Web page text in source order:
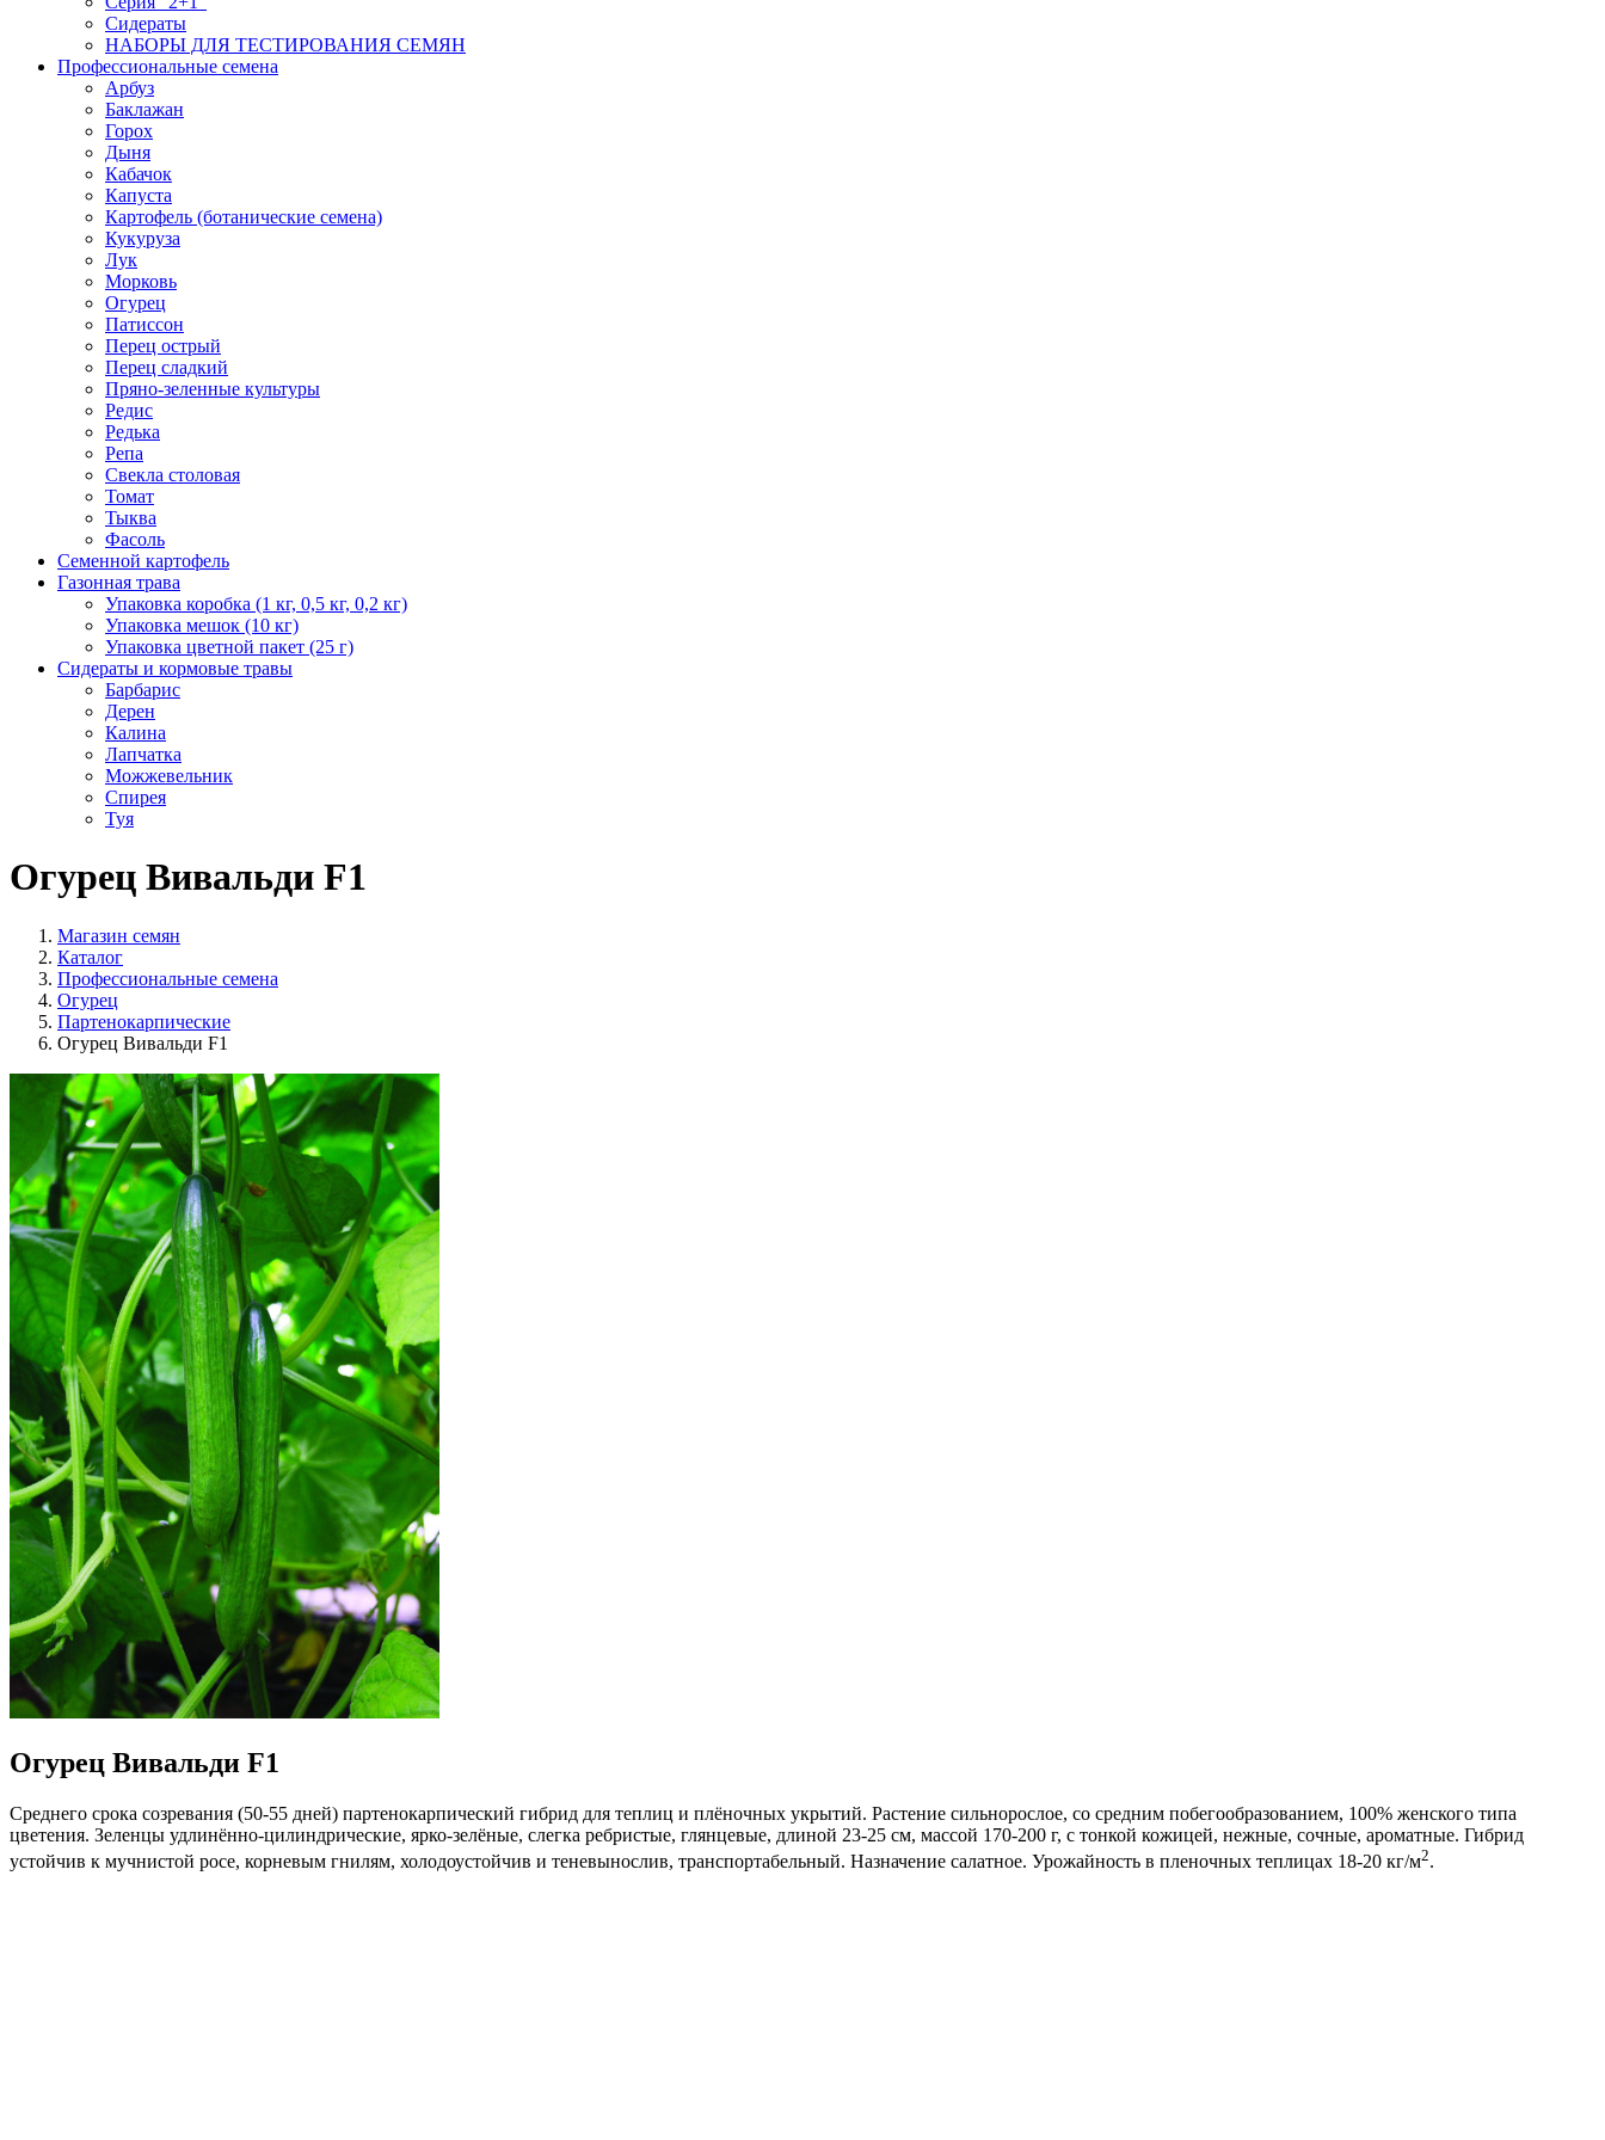
Сидераты
НАБОРЫ ДЛЯ ТЕСТИРОВАНИЯ СЕМЯН
Профессиональные семена
Арбуз
Баклажан
Горох
Дыня
Кабачок
Капуста
Картофель (ботанические семена)
Кукуруза
Лук
Морковь
Огурец
Патиссон
Перец острый
Перец сладкий
Пряно-зеленные культуры
Редис
Редька
Репа
Свекла столовая
Томат
Тыква
Фасоль
Семенной картофель
Газонная трава
Упаковка коробка (1 кг, 0,5 кг, 0,2 кг)
Упаковка мешок (10 кг)
Упаковка цветной пакет (25 г)
Сидераты и кормовые травы
Барбарис
Дерен
Калина
Лапчатка
Можжевельник
Спирея
Туя
Огурец Вивальди F1
Магазин семян
Каталог
Профессиональные семена
Огурец
Партенокарпические
Огурец Вивальди F1
Огурец Вивальди F1
Среднего срока созревания (50-55 дней) партенокарпический гибрид для теплиц и плёночных укрытий. Растение сильнорослое, со средним побегообразованием, 100% женского типа
цветения. Зеленцы удлинённо-цилиндрические, ярко-зелёные, слегка ребристые, глянцевые, длиной 23-25 см, массой 170-200 г, с тонкой кожицей, нежные, сочные, ароматные. Гибрид
устойчив к мучнистой росе, корневым гнилям, холодоустойчив и теневынослив, транспортабельный. Назначение салатное. Урожайность в пленочных теплицах 18-20 кг/м2.